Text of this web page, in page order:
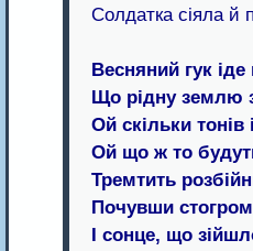
Солдатка сіяла й
Весняний гук іде
Що рідну землю
Ой скільки тонів
Ой що ж то
Тремтить
Почувши
І сонце, що